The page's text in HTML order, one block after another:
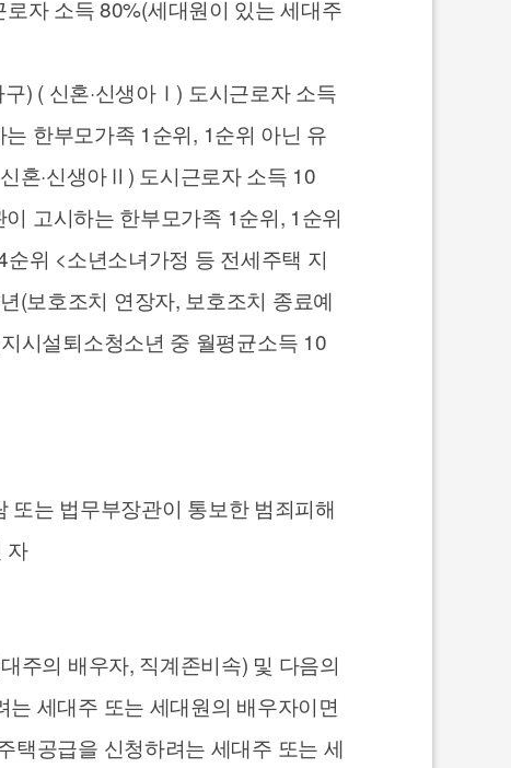
자 소득 80%(세대원이 있는 세대주
) ( 신혼·신생아Ⅰ) 도시근로자 소득
한부모가족 1순위, 1순위 아닌 유
혼·신생아Ⅱ) 도시근로자 소득 10
고시하는 한부모가족 1순위, 1순위
위 <소년소녀가정 등 전세주택 지
(보호조치 연장자, 보호조치 종료예
시설퇴소청소년 중 월평균소득 10
또는 법무부장관이 통보한 범죄피해
자
주의 배우자, 직계존비속) 및 다음의
세대주 또는 세대원의 배우자이면
택공급을 신청하려는 세대주 또는 세